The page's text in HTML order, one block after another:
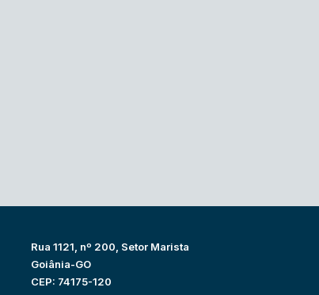
Rua 1121, nº 200, Setor Marista
Goiânia-GO
CEP: 74175-120